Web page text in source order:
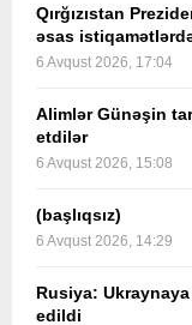
Qırğızıstan
əsas
6 Avqust 2026, 17:04
Alimlər Günəşin
etdilər
6 Avqust 2026, 15:08
(başlıqsız)
6 Avqust 2026, 14:29
Rusiya:
edildi